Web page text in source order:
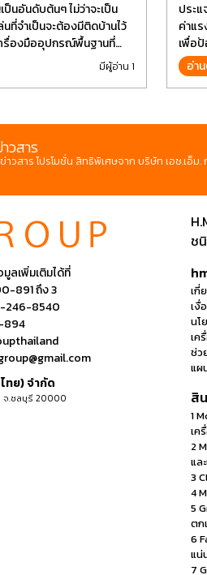
นอันดับต้นๆ ไม่ว่าจะเป็น
ที่จำเป็นจะต้องมีติดบ้านไว้
ครื่องมืออุปกรณ์พื้นฐานที่
ทั่วไป เรียกว่า เป็นเครื่อง
มีผู้อ่าน 1
ประ
ค่าแ
เพื่อป้
อ่า
วสาร
วสาร โปรโมชั่น สิทธิพิเศษจาก บริษัท เอช.เอ็ม.
ลเพิ่มเติมได้ที่
891 ถึง 3
246-8540
894
ทย) จำกัด
จ.ชลบุรี 20000
ช
เกี่
เงื่
นโ
เค
ช่ว
แผ
สิ
1
เค
2
แล
3
4
5
ตก
6
แน่
7